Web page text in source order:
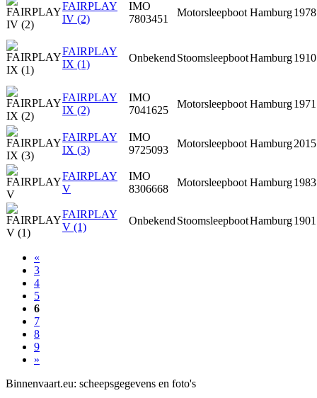
FAIRPLAY
IV (2)
IMO
7803451
Motorsleepboot Hamburg1978
FAIRPLAY
IX (1)
Onbekend StoomsleepbootHamburg1910
FAIRPLAY
IX (2)
IMO
7041625
Motorsleepboot Hamburg1971
FAIRPLAY
IX (3)
IMO
9725093
Motorsleepboot Hamburg2015
FAIRPLAY
V
IMO
8306668
Motorsleepboot Hamburg1983
FAIRPLAY
V (1)
Onbekend StoomsleepbootHamburg1901
«
3
4
5
6
7
8
9
»
Binnenvaart.eu: scheepsgegevens en foto's